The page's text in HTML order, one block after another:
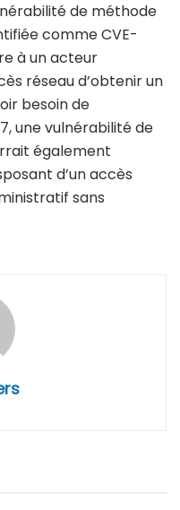
de méthode
comme CVE-
à un acteur
réseau d’obtenir un
besoin de
une vulnérabilité de
également
d’un accès
sans